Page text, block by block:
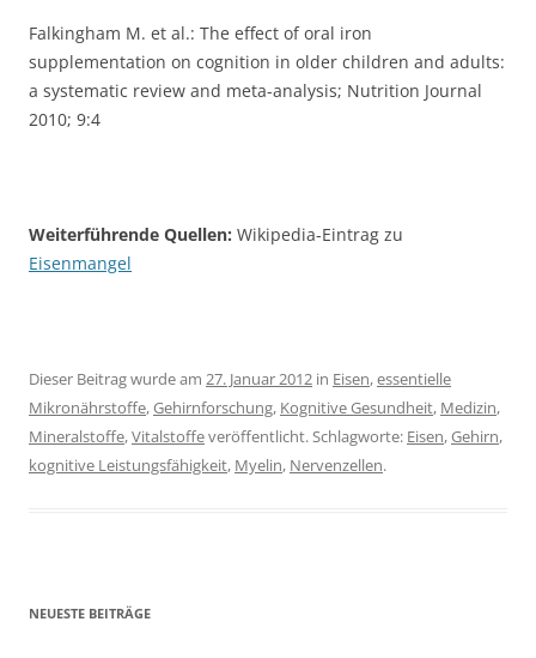
Falkingham M. et al.: The effect of oral iron
supplementation on cognition in older children and adults:
a systematic review and meta-analysis; Nutrition Journal
2010; 9:4
Weiterführende Quellen: Wikipedia-Eintrag zu
Eisenmangel
Dieser Beitrag wurde am 27. Januar 2012 in Eisen,essentielle
Mikronährstoffe,Gehirnforschung, Kognitive Gesundheit, Medizin,
Mineralstoffe,Vitalstoffeveröffentlicht. Schlagworte: Eisen,Gehirn,
kognitive Leistungsfähigkeit, Myelin, Nervenzellen.
NEUESTE BEITRÄGE